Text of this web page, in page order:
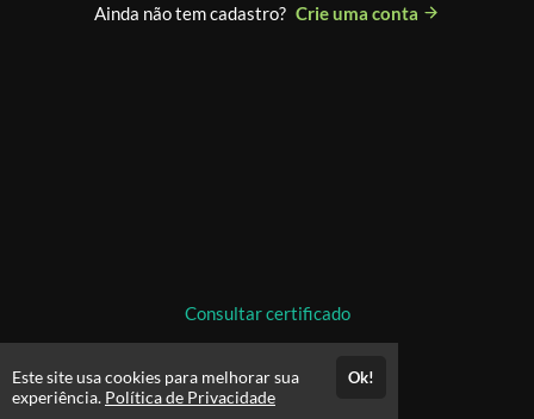
Ainda não tem cadastro? Crie uma conta
Consultar certificado
Este site usa cookies para melhorar sua
experiência. Política de Privacidade
Ok!